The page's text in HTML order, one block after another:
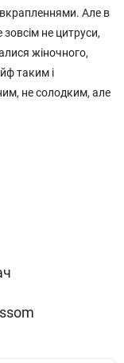
Але в
не цитруси,
жіночного,
таким і
не солодким, але